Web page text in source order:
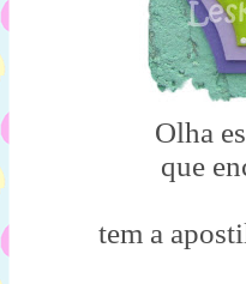
Olha
que
tem a